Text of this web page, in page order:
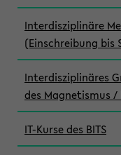
Interdisziplinäre
(Einschreibung bis
Interdisziplinäres
des Magnetismus
IT-Kurse des BITS